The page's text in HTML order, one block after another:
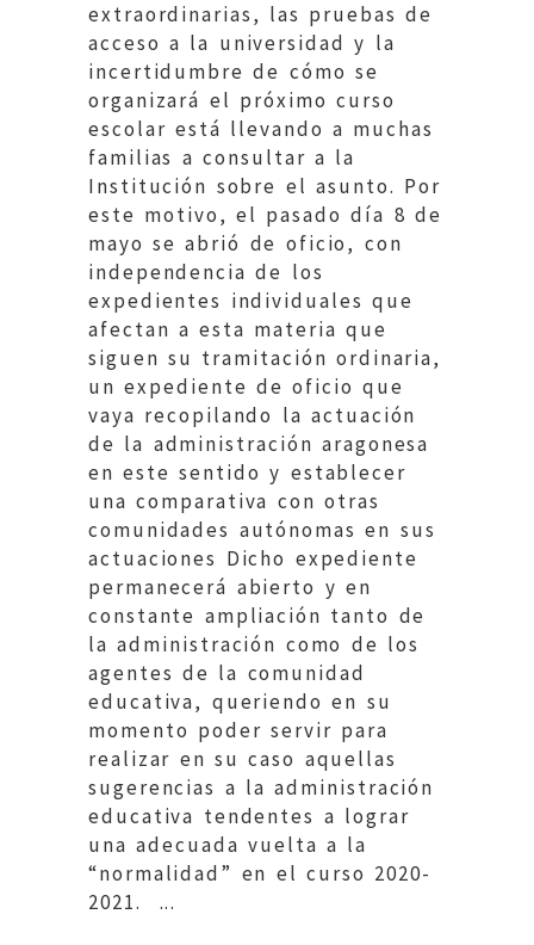
extraordinarias, las pruebas de
acceso a la universidad y la
incertidumbre de cómo se
organizará el próximo curso
escolar está llevando a muchas
familias a consultar a la
Institución sobre el asunto. Por
este motivo, el pasado día 8 de
mayo se abrió de oficio, con
independencia de los
expedientes individuales que
afectan a esta materia que
siguen su tramitación ordinaria,
un expediente de oficio que
vaya recopilando la actuación
de la administración aragonesa
en este sentido y establecer
una comparativa con otras
comunidades autónomas en sus
actuaciones Dicho expediente
permanecerá abierto y en
constante ampliación tanto de
la administración como de los
agentes de la comunidad
educativa, queriendo en su
momento poder servir para
realizar en su caso aquellas
sugerencias a la administración
educativa tendentes a lograr
una adecuada vuelta a la
“normalidad” en el curso 2020-
2021. ...